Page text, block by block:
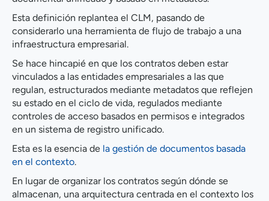
Esta definición replantea el CLM, pasando de
considerarlo una herramienta de flujo de trabajo a una
infraestructura empresarial.
Se hace hincapié en que los contratos deben estar
vinculados a las entidades empresariales a las que
regulan, estructurados mediante metadatos que reflejen
su estado en el ciclo de vida, regulados mediante
controles de acceso basados en permisos e integrados
en un sistema de registro unificado.
Esta es la esencia de la gestión de documentos basada
en el contexto.
En lugar de organizar los contratos según dónde se
almacenan, una arquitectura centrada en el contexto los